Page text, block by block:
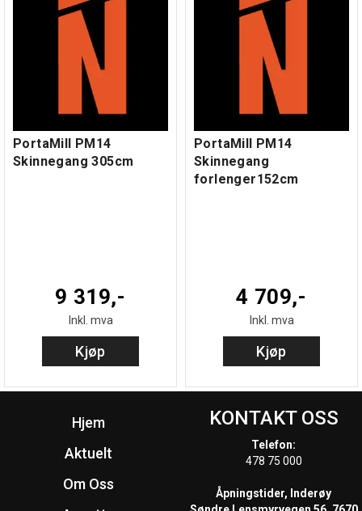
PortaMill PM14
Skinnegang 305cm
9 319,-
Inkl. mva
Kjøp
PortaMill PM14
Skinnegang
forlenger152cm
4 709,-
Inkl. mva
Kjøp
Hjem
Aktuelt
Om Oss
KONTAKT OSS
Telefon:
478 75 000
Åpningstider, Inderøy